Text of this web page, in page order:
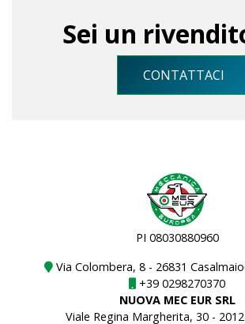
Sei un
CONTATTACI
PI 08030880960
Via Colombera, 8 - 26831
+39 0298270370
NUOVA MEC EUR SRL
Viale Regina Margherita, 30 -